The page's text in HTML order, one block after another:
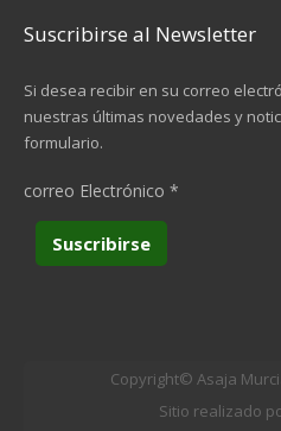
Suscribirse al Newsletter
Si desea recibir en su correo
nuestras últimas novedades y
formulario.
correo Electrónico *
Copyright© Asaja
Sitio realizado